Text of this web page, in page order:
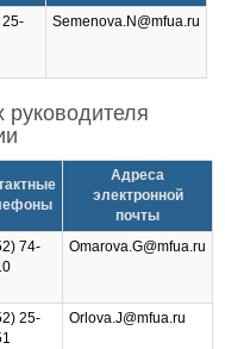
Semenova.N@mfua.ru
Адреса
электронной
почты
74-
Omarova.G@mfua.ru
25-
Orlova.J@mfua.ru